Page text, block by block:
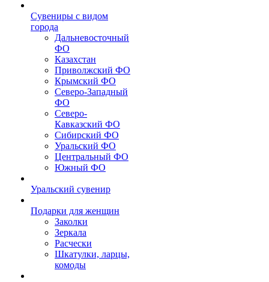
Сувениры с видом
города
Дальневосточный
ФО
Казахстан
Приволжский ФО
Крымский ФО
Северо-Западный
ФО
Северо-
Кавказский ФО
Сибирский ФО
Уральский ФО
Центральный ФО
Южный ФО
Уральский сувенир
Подарки для женщин
Заколки
Зеркала
Расчески
Шкатулки, ларцы,
комоды